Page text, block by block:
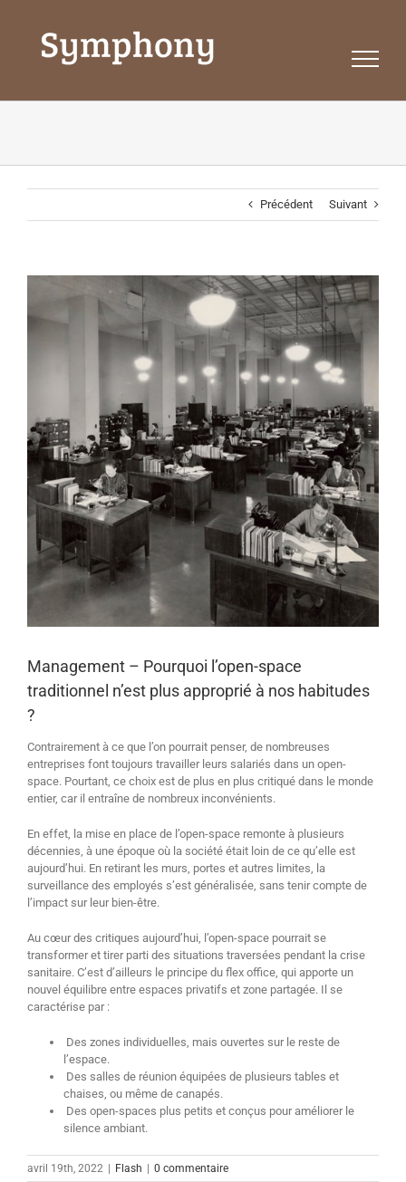
Précédent Suivant
Management – Pourquoi l’open-space
traditionnel n’est plus approprié à nos habitudes
?
Contrairement à ce que l’on pourrait penser, de nombreuses
entreprises font toujours travailler leurs salariés dans un open-
space. Pourtant, ce choix est de plus en plus critiqué dans le monde
entier, car il entraîne de nombreux inconvénients.
En effet, la mise en place de l’open-space remonte à plusieurs
décennies, à une époque où la société était loin de ce qu’elle est
aujourd’hui. En retirant les murs, portes et autres limites, la
surveillance des employés s’est généralisée, sans tenir compte de
l’impact sur leur bien-être.
Au cœur des critiques aujourd’hui, l’open-space pourrait se
transformer et tirer parti des situations traversées pendant la crise
sanitaire. C’est d’ailleurs le principe du flex office, qui apporte un
nouvel équilibre entre espaces privatifs et zone partagée. Il se
caractérise par :
Des zones individuelles, mais ouvertes sur le reste de
l’espace.
Des salles de réunion équipées de plusieurs tables et
chaises, ou même de canapés.
Des open-spaces plus petits et conçus pour améliorer le
silence ambiant.
avril 19th, 2022 Flash 0 commentaire